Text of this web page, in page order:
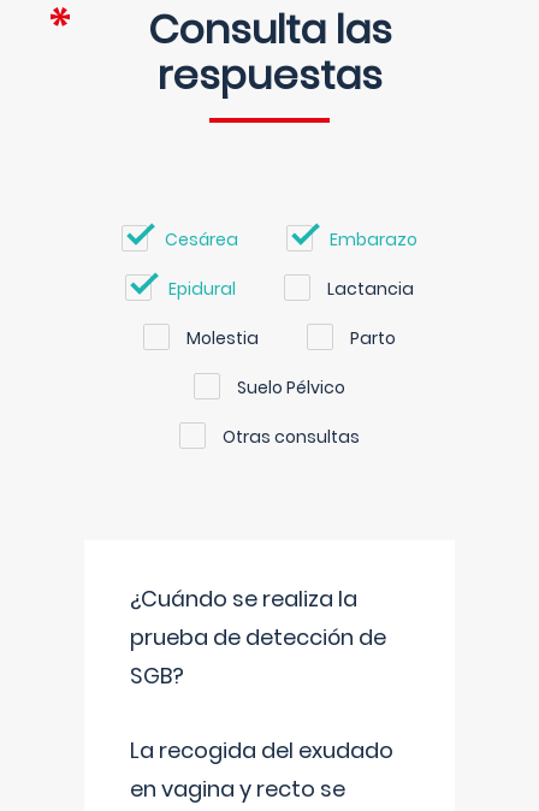
Consulta las
respuestas
Cesárea Embarazo
Epidural Lactancia
Molestia Parto
Suelo Pélvico
Otras consultas
¿Cuándo se realiza la
prueba de detección de
SGB?
La recogida del exudado
en vagina y recto se